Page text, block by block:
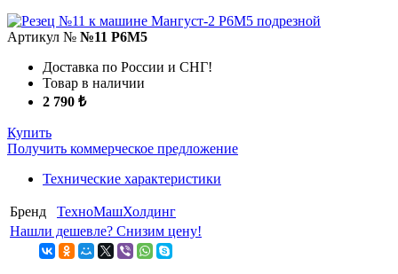
Артикул № №11 Р6М5
Доставка по России и СНГ!
Товар в наличии
2 790 ₺
Купить
Получить коммерческое предложение
Технические характеристики
Бренд
ТехноМашХолдинг
Нашли дешевле? Снизим цену!